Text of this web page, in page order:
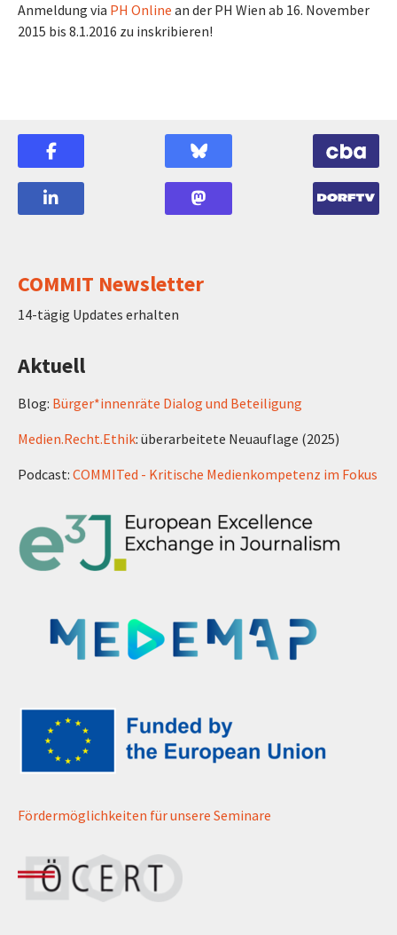
Anmeldung via PH Online an der PH Wien ab 16. November
2015 bis 8.1.2016 zu inskribieren!
COMMIT Newsletter
14-tägig Updates erhalten
Aktuell
Blog: Bürger*innenräte Dialog und Beteiligung
Medien.Recht.Ethik: überarbeitete Neuauflage (2025)
Podcast: COMMITed - Kritische Medienkompetenz im Fokus
Fördermöglichkeiten für unsere Seminare